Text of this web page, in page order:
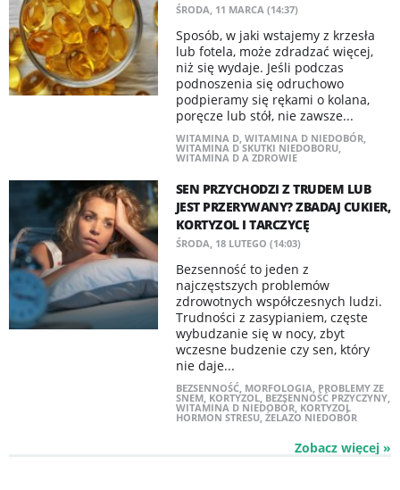
ŚRODA, 11 MARCA (14:37)
Sposób, w jaki wstajemy z krzesła
lub fotela, może zdradzać więcej,
niż się wydaje. Jeśli podczas
podnoszenia się odruchowo
podpieramy się rękami o kolana,
poręcze lub stół, nie zawsze...
WITAMINA D, WITAMINA D NIEDOBÓR,
WITAMINA D SKUTKI NIEDOBORU,
WITAMINA D A ZDROWIE
SEN PRZYCHODZI Z TRUDEM LUB
JEST PRZERYWANY? ZBADAJ CUKIER,
KORTYZOL I TARCZYCĘ
ŚRODA, 18 LUTEGO (14:03)
Bezsenność to jeden z
najczęstszych problemów
zdrowotnych współczesnych ludzi.
Trudności z zasypianiem, częste
wybudzanie się w nocy, zbyt
wczesne budzenie czy sen, który
nie daje...
BEZSENNOŚĆ, MORFOLOGIA, PROBLEMY ZE
SNEM, KORTYZOL, BEZSENNOŚĆ PRZYCZYNY,
WITAMINA D NIEDOBÓR, KORTYZOL
HORMON STRESU, ŻELAZO NIEDOBÓR
Zobacz więcej »